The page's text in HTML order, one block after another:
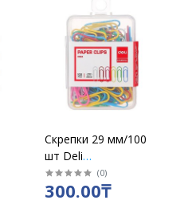
Скрепки 29 мм/100
шт Deli
канцелярские
цветные в пластик
(0)
300.00₸